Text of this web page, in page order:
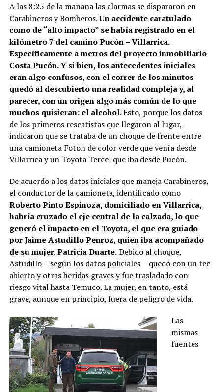
A las 8:25 de la mañana las alarmas se dispararon en
Carabineros y Bomberos.Un accidente caratulado
como de “alto impacto” se había registrado en el
kilómetro 7 del camino Pucón – Villarrica.
Específicamente a metros del proyecto inmobiliario
Costa Pucón. Y si bien, los antecedentes iniciales
eran algo confusos, con el correr de los minutos
quedó al descubierto una realidad compleja y, al
parecer, con un origen algo más común de lo que
muchos quisieran: el alcohol. Esto, porque los datos
de los primeros rescatistas que llegaron al lugar,
indicaron que se trataba de un choque de frente entre
una camioneta Foton de color verde que venía desde
Villarrica y un Toyota Tercel que iba desde Pucón.
De acuerdo a los datos iniciales que maneja Carabineros,
el conductor de la camioneta, identificado como
Roberto Pinto Espinoza, domiciliado en Villarrica,
habría cruzado el eje central de la calzada, lo que
generó el impacto en el Toyota, el que era guiado
por Jaime Astudillo Penroz, quien iba acompañado
de su mujer, Patricia Duarte.Debido al choque,
Astudillo —según los datos policiales— quedó con un tec
abierto y otras heridas graves y fue trasladado con
riesgo vital hasta Temuco. La mujer, en tanto, está
grave, aunque en principio, fuera de peligro de vida.
Las
mismas
fuentes